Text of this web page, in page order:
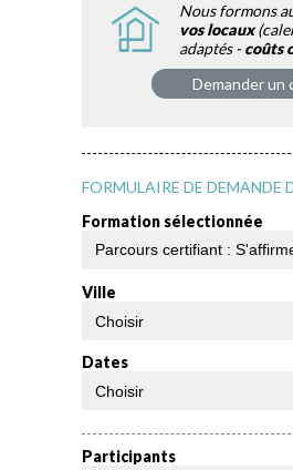
Nous formons
vos locaux
adaptés -coûts
Demander un
FORMULAIRE DE DEMANDE
Formation sélectionnée
Ville
Dates
Participants